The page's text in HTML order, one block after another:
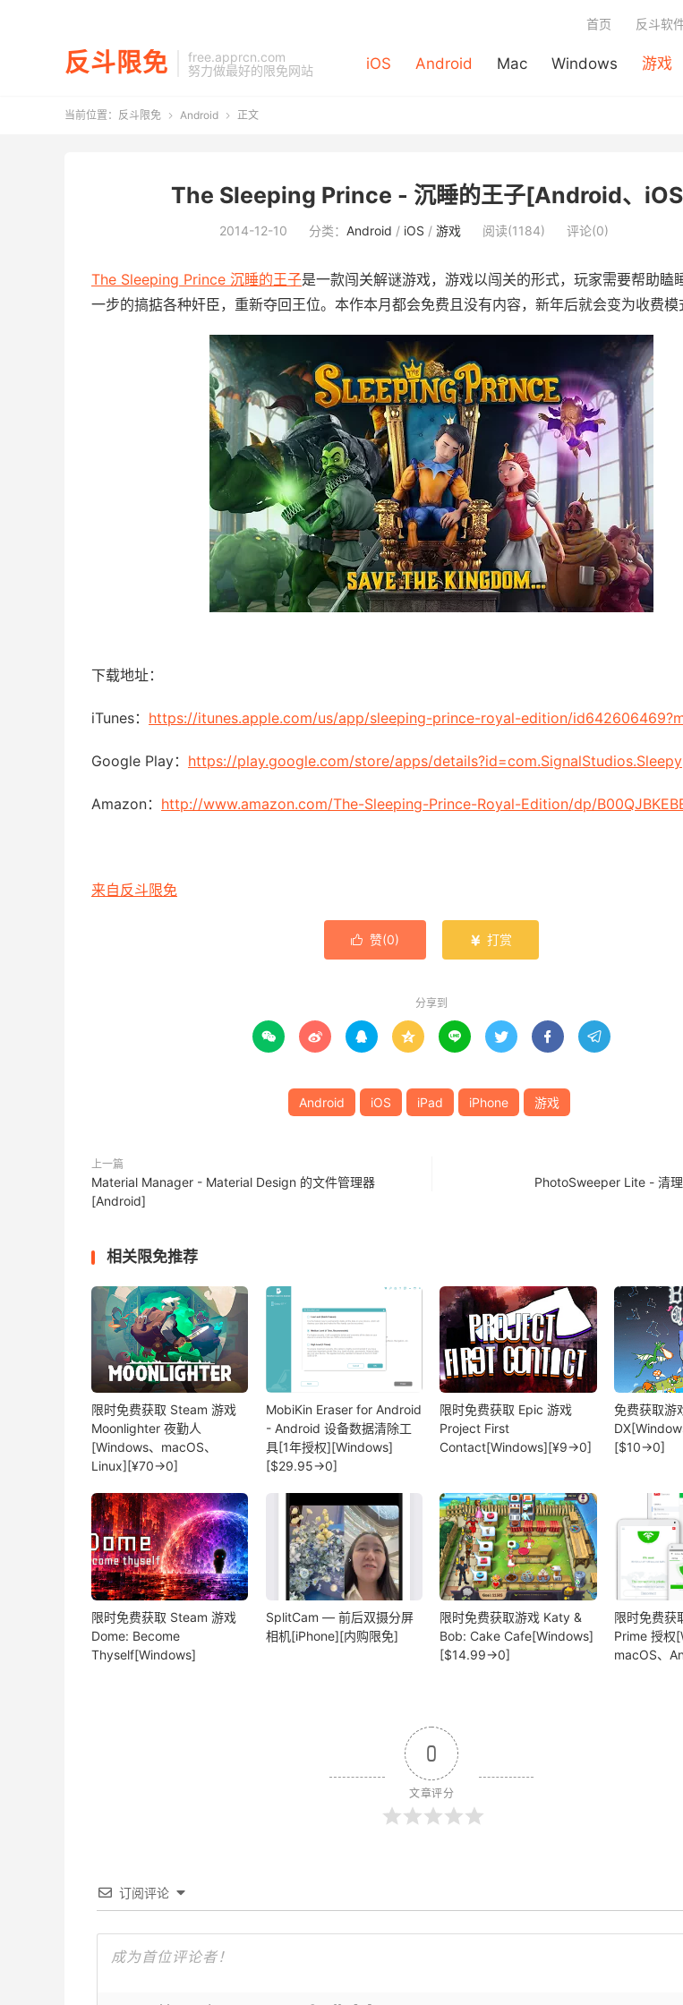
反斗限免
free.apprcn.com
努力做最好的限免网站
iOS Android Mac Windows 游戏
首页 反斗软
当前位置： 反斗限免  Android  正文
The Sleeping Prince - 沉睡的王子[Android、
2014-12-10 分类： Android / iOS / 游戏 阅读(1184) 评论(0)
The Sleeping Prince 沉睡的王子是一款闯关解谜游戏，游戏以闯关的形式，玩家需要帮助瞌
一步的搞掂各种奸臣，重新夺回王位。本作本月都会免费且没有内容，新年后就会变为收费模
下载地址：
iTunes： https://itunes.apple.com/us/app/sleeping-prince-royal-edition/
Google Play： https://play.google.com/store/apps/details?id=com.SignalStudios.Sleepy
Amazon： http://www.amazon.com/The-Sleeping-Prince-Royal-Edition/dp/
来自反斗限免
 赞(0)  打赏
分享到
       
Android iOS iPad iPhone 游戏
上一篇
Material Manager - Material Design 的文件管理器
[Android]
PhotoSweeper Lite - 清
相关限免推荐
限时免费获取 Steam 游戏
Moonlighter 夜勤人
[Windows、macOS、
Linux][¥70→0]
MobiKin Eraser for Android
- Android 设备数据清除工
具[1年授权][Windows]
[$29.95→0]
限时免费获取 Epic 游戏
Project First
Contact[Windows][¥9→0]
免费获取游
[$10→0]
限时免费获取 Steam 游戏
Dome: Become
Thyself[Windows]
SplitCam — 前后双摄分屏
相机[iPhone][内购限免]
限时免费获取游戏 Katy &
Bob: Cake Cafe[Windows]
[$14.99→0]
限时免费获
Prime 授权
macOS、
0
文章评分
订阅评论